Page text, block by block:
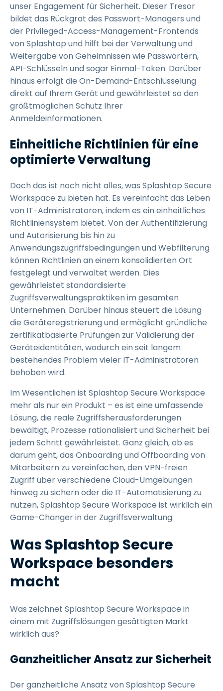
unser Engagement für Sicherheit. Dieser Tresor
bildet das Rückgrat des Passwort-Managers und
der Privileged-Access-Management-Frontends
von Splashtop und hilft bei der Verwaltung und
Weitergabe von Geheimnissen wie Passwörtern,
API-Schlüsseln und sogar Einmal-Token. Darüber
hinaus erfolgt die On-Demand-Entschlüsselung
direkt auf Ihrem Gerät und gewährleistet so den
größtmöglichen Schutz Ihrer
Anmeldeinformationen.
Einheitliche Richtlinien für eine
optimierte Verwaltung
Doch das ist noch nicht alles, was Splashtop Secure
Workspace zu bieten hat. Es vereinfacht das Leben
von IT-Administratoren, indem es ein einheitliches
Richtliniensystem bietet. Von der Authentifizierung
und Autorisierung bis hin zu
Anwendungszugriffsbedingungen und Webfilterung
können Richtlinien an einem konsolidierten Ort
festgelegt und verwaltet werden. Dies
gewährleistet standardisierte
Zugriffsverwaltungspraktiken im gesamten
Unternehmen. Darüber hinaus steuert die Lösung
die Geräteregistrierung und ermöglicht gründliche
zertifikatbasierte Prüfungen zur Validierung der
Geräteidentitäten, wodurch ein seit langem
bestehendes Problem vieler IT-Administratoren
behoben wird.
Im Wesentlichen ist Splashtop Secure Workspace
mehr als nur ein Produkt – es ist eine umfassende
Lösung, die reale Zugriffsherausforderungen
bewältigt, Prozesse rationalisiert und Sicherheit bei
jedem Schritt gewährleistet. Ganz gleich, ob es
darum geht, das Onboarding und Offboarding von
Mitarbeitern zu vereinfachen, den VPN-freien
Zugriff über verschiedene Cloud-Umgebungen
hinweg zu sichern oder die IT-Automatisierung zu
nutzen, Splashtop Secure Workspace ist wirklich ein
Game-Changer in der Zugriffsverwaltung.
Was Splashtop Secure
Workspace besonders
macht
Was zeichnet Splashtop Secure Workspace in
einem mit Zugriffslösungen gesättigten Markt
wirklich aus?
Ganzheitlicher Ansatz zur Sicherheit
Der ganzheitliche Ansatz von Splashtop Secure